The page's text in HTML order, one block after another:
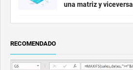
una matriz y viceversa
RECOMENDADO